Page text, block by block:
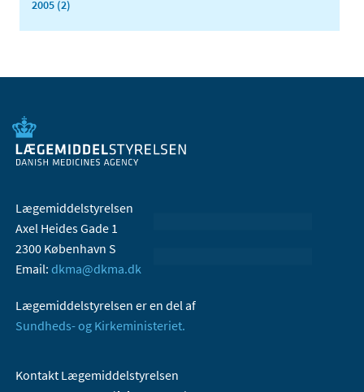
2005 (2)
Lægemiddelstyrelsen
Axel Heides Gade 1
2300 København S
Email: dkma@dkma.dk
Lægemiddelstyrelsen er en del af
Sundheds- og Kirkeministeriet.
Kontakt Lægemiddelstyrelsen